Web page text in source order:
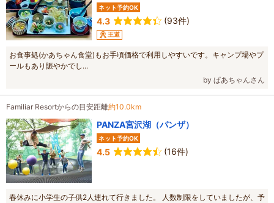
ネット予約OK
4.3 (93件)
王道
お食事処(かあちゃん食堂)もお手頃価格で利用しやすいです。キャンプ場やプ
ールもあり賑やかでし...
by ぱあちゃんさん
Familiar Resortからの目安距離約10.0km
PANZA宮沢湖（パンザ）
ネット予約OK
4.5 (16件)
春休みに小学生の子供2人連れて行きました。 人数制限をしていましたが、予